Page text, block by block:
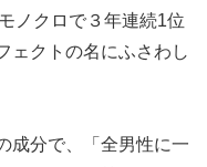
ノクロで３年連続1位
ェクトの名にふさわし
成分で、「全男性に一